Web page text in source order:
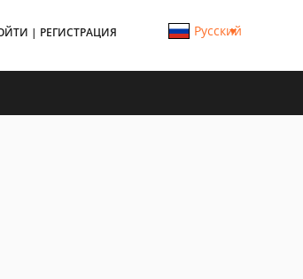
| РЕГИСТРАЦИЯ Русский